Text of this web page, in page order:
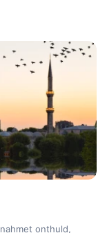
onthuld,